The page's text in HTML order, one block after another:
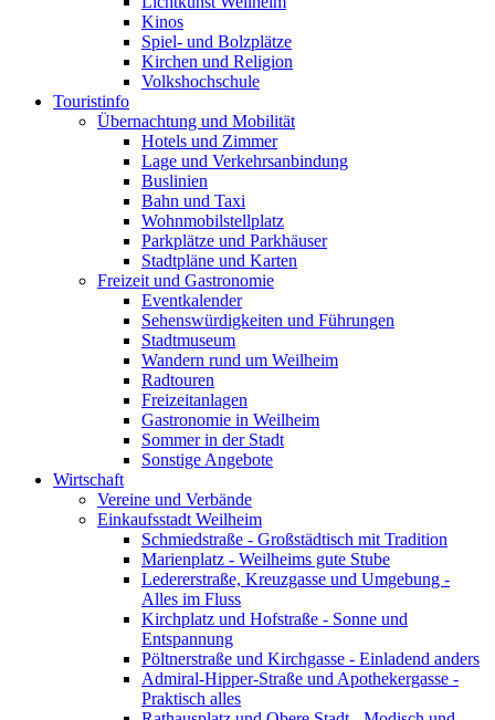
Kinos
Spiel- und Bolzplätze
Kirchen und Religion
Volkshochschule
Touristinfo
Übernachtung und Mobilität
Hotels und Zimmer
Lage und Verkehrsanbindung
Buslinien
Bahn und Taxi
Wohnmobilstellplatz
Parkplätze und Parkhäuser
Stadtpläne und Karten
Freizeit und Gastronomie
Eventkalender
Sehenswürdigkeiten und Führungen
Stadtmuseum
Wandern rund um Weilheim
Radtouren
Freizeitanlagen
Gastronomie in Weilheim
Sommer in der Stadt
Sonstige Angebote
Wirtschaft
Vereine und Verbände
Einkaufsstadt Weilheim
Schmiedstraße - Großstädtisch mit Tradition
Marienplatz - Weilheims gute Stube
Ledererstraße, Kreuzgasse und Umgebung -
Alles im Fluss
Kirchplatz und Hofstraße - Sonne und
Entspannung
Pöltnerstraße und Kirchgasse - Einladend anders
Admiral-Hipper-Straße und Apothekergasse -
Praktisch alles